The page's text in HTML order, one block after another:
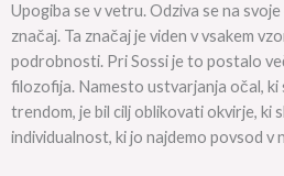
Upogiba se v vetru. Odziva se na
značaj. Ta značaj je viden v vsakem
podrobnosti. Pri Sossi je to postalo
filozofija. Namesto ustvarjanja očal,
trendom, je bil cilj oblikovati okvirje, ki
individualnost, ki jo najdemo povsod v